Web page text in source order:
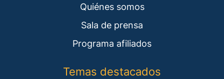
Quiénes somos
Sala de prensa
Programa afiliados
Temas destacados